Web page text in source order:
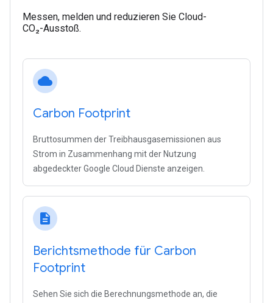
Messen, melden und reduzieren Sie Cloud-
CO₂-Ausstoß.
cloud
Carbon Footprint
Bruttosummen der Treibhausgasemissionen aus
Strom in Zusammenhang mit der Nutzung
abgedeckter Google Cloud Dienste anzeigen.
description
Berichtsmethode für Carbon
Footprint
Sehen Sie sich die Berechnungsmethode an, die